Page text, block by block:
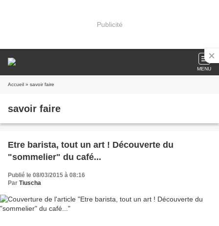
Publicité
MENU
Accueil » savoir faire
savoir faire
Etre barista, tout un art ! Découverte du
"sommelier" du café...
Publié le 08/03/2015 à 08:16
Par Tiuscha